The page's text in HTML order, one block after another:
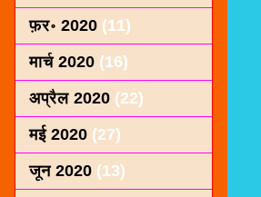
फ़र॰ 2020 (11)
मार्च 2020 (16)
अप्रैल 2020 (22)
मई 2020 (27)
जून 2020 (13)